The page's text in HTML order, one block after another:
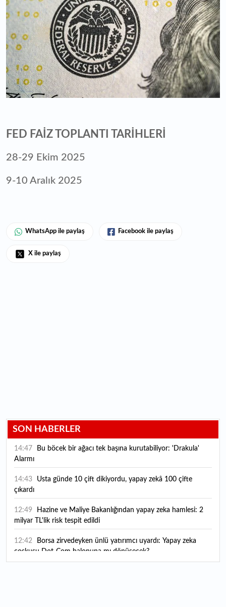
FED FAİZ TOPLANTI TARİHLERİ
28-29 Ekim 2025
9-10 Aralık 2025
WhatsApp ile paylaş Facebook ile paylaş
X ile paylaş
SON HABERLER
14:47
Alarmı
14:43
çıkardı
12:49
milyar TL'lik risk tespit edildi
12:42
coşkusu Dot-Com balonuna mı dönüşecek?